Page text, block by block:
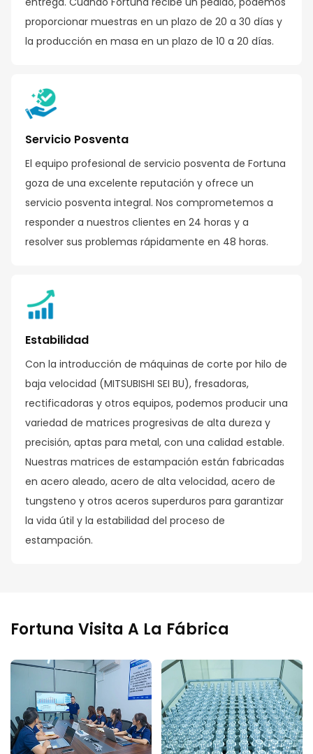
proporcionar muestras en un plazo de 20 a 30 días y
la producción en masa en un plazo de 10 a 20 días.
Servicio Posventa
El equipo profesional de servicio posventa de Fortuna
goza de una excelente reputación y ofrece un
servicio posventa integral. Nos comprometemos a
responder a nuestros clientes en 24 horas y a
resolver sus problemas rápidamente en 48 horas.
Estabilidad
Con la introducción de máquinas de corte por hilo de
baja velocidad (MITSUBISHI SEI BU), fresadoras,
rectificadoras y otros equipos, podemos producir una
variedad de matrices progresivas de alta dureza y
precisión, aptas para metal, con una calidad estable.
Nuestras matrices de estampación están fabricadas
en acero aleado, acero de alta velocidad, acero de
tungsteno y otros aceros superduros para garantizar
la vida útil y la estabilidad del proceso de
estampación.
Fortuna Visita A La Fábrica